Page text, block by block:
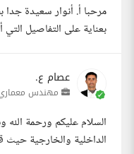
مرحبا أ. أنوار سعيدة
بعناية على التفاصيل التي
عصام ع.
مهندس
السلام عليكم ورحمة الله
الداخلية والخارجية